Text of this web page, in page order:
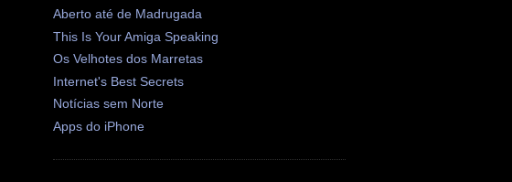
Aberto até de Madrugada
This Is Your Amiga Speaking
Os Velhotes dos Marretas
Internet's Best Secrets
Notícias sem Norte
Apps do iPhone